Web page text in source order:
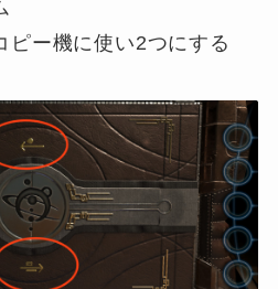
ピー機に使い2つにする